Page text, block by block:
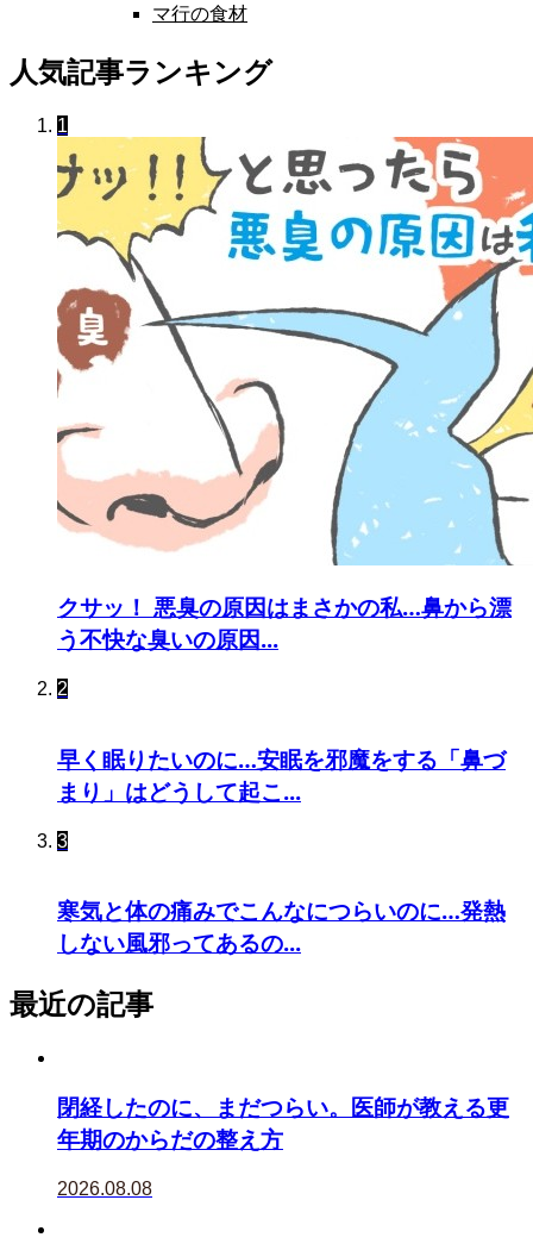
マ行の食材
人気記事ランキング
1
クサッ！ 悪臭の原因はまさかの私…鼻から漂
う不快な臭いの原因...
2
早く眠りたいのに…安眠を邪魔をする「鼻づ
まり」はどうして起こ...
3
寒気と体の痛みでこんなにつらいのに…発熱
しない風邪ってあるの...
最近の記事
閉経したのに、まだつらい。医師が教える更
年期のからだの整え方
2026.08.08